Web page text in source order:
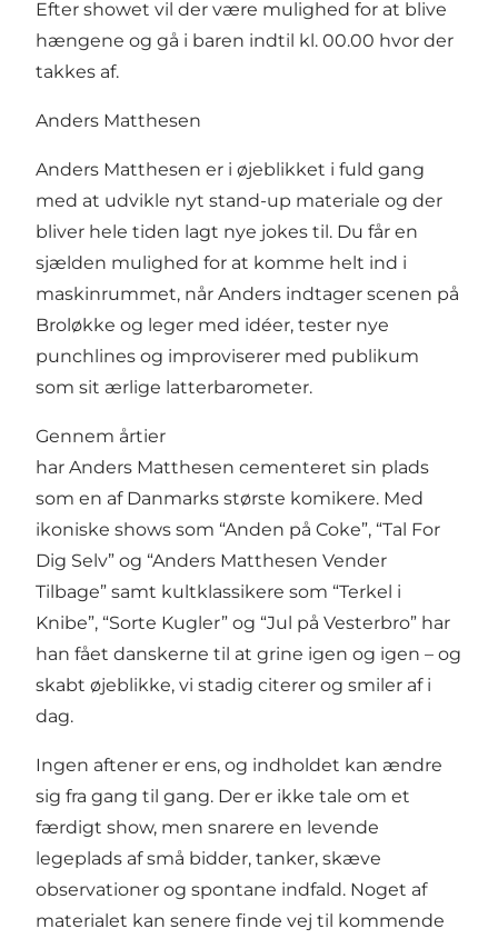
Efter showet vil der være mulighed for at blive
hængene og gå i baren indtil kl. 00.00 hvor der
takkes af.
Anders Matthesen
Anders Matthesen er i øjeblikket i fuld gang
med at udvikle nyt stand-up materiale og der
bliver hele tiden lagt nye jokes til. Du får en
sjælden mulighed for at komme helt ind i
maskinrummet, når Anders indtager scenen på
Broløkke og leger med idéer, tester nye
punchlines og improviserer med publikum
som sit ærlige latterbarometer.
Gennem årtier
har Anders Matthesen cementeret sin plads
som en af Danmarks største komikere. Med
ikoniske shows som “Anden på Coke”, “Tal For
Dig Selv” og “Anders Matthesen Vender
Tilbage” samt kultklassikere som “Terkel i
Knibe”, “Sorte Kugler” og “Jul på Vesterbro” har
han fået danskerne til at grine igen og igen – og
skabt øjeblikke, vi stadig citerer og smiler af i
dag.
Ingen aftener er ens, og indholdet kan ændre
sig fra gang til gang. Der er ikke tale om et
færdigt show, men snarere en levende
legeplads af små bidder, tanker, skæve
observationer og spontane indfald. Noget af
materialet kan senere finde vej til kommende